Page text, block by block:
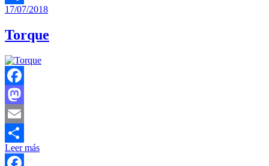
Compartir
17/07/2018
Torque
Facebook
Mastodon
Email
Compartir
Leer más